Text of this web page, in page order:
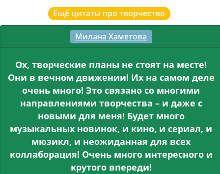
Ещё цитаты про творчество
Милана Хаметова
Ох, творческие планы не стоят на месте!
Они в вечном движении! Их на самом деле
очень много! Это связано со многими
направлениями творчества – и даже с
новыми для меня! Будет много
музыкальных новинок, и кино, и сериал, и
мюзикл, и неожиданная для всех
коллаборация! Очень много интересного и
крутого впереди!